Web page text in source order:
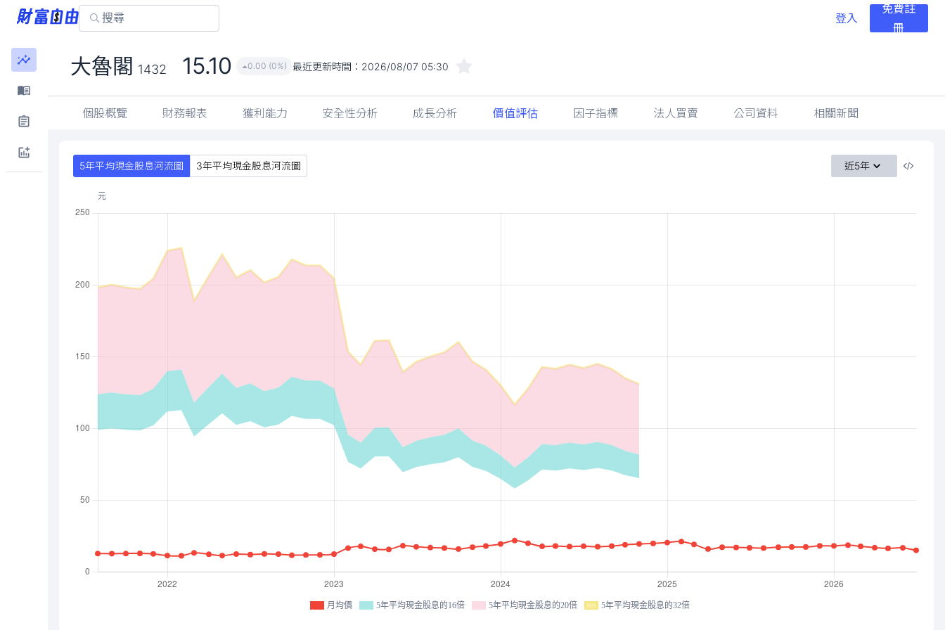
登入
免費註
冊
大魯閣 1432 15.10 0.00 (0%) 最近更新時間： 2026/08/07 05:30
個股概覽 財務報表 獲利能力 安全性分析 成長分析 價值評估 因子指標 法人買賣 公司資料 相關新聞
5年平均現金股息河流圖 3年平均現金股息河流圖 近5年
月均價 5年平均現金股息的16倍 5年平均現金股息的20倍 5年平均現金股息的32倍